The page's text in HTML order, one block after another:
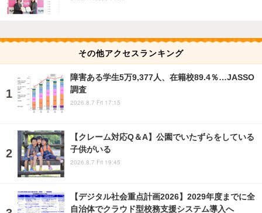
その他アクセスランキング
障害ある学生5万9,377人、在籍校89.4％…JASSO
調査
2026.8.7 Fri 17:15
【クレーム対応Q＆A】公園でいたずらをしている
子供がいる
2026.8.7 Fri 19:45
【デジタル社会重点計画2026】2029年度までに全
自治体でクラウド型校務支援システム導入へ